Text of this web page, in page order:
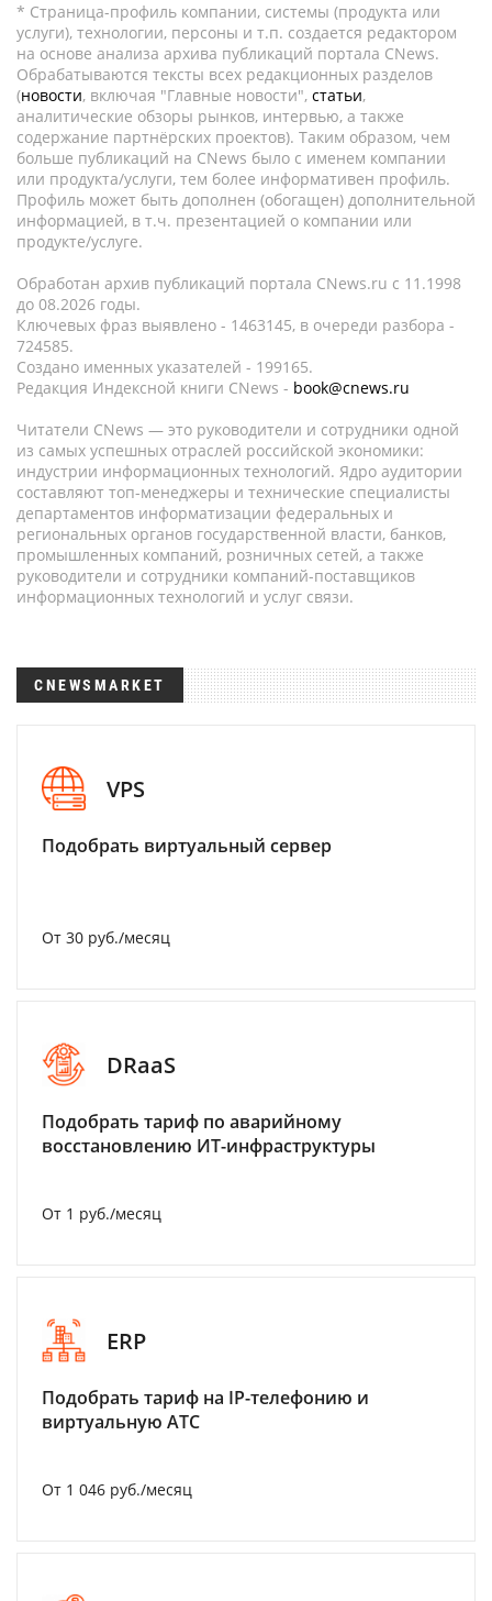
* Страница-профиль компании, системы (продукта или
услуги), технологии, персоны и т.п. создается редактором
на основе анализа архива публикаций портала CNews.
Обрабатываются тексты всех редакционных разделов
(новости, включая "Главные новости", статьи,
аналитические обзоры рынков, интервью, а также
содержание партнёрских проектов). Таким образом, чем
больше публикаций на CNews было с именем компании
или продукта/услуги, тем более информативен профиль.
Профиль может быть дополнен (обогащен) дополнительной
информацией, в т.ч. презентацией о компании или
продукте/услуге.
Обработан архив публикаций портала CNews.ru c 11.1998
до 08.2026 годы.
Ключевых фраз выявлено - 1463145, в очереди разбора -
724585.
Создано именных указателей - 199165.
Редакция Индексной книги CNews - book@cnews.ru
Читатели CNews — это руководители и сотрудники одной
из самых успешных отраслей российской экономики:
индустрии информационных технологий. Ядро аудитории
составляют топ-менеджеры и технические специалисты
департаментов информатизации федеральных и
региональных органов государственной власти, банков,
промышленных компаний, розничных сетей, а также
руководители и сотрудники компаний-поставщиков
информационных технологий и услуг связи.
CNEWSMARKET
VPS
Подобрать виртуальный сервер
От 30 руб./месяц
DRaaS
Подобрать тариф по аварийному
восстановлению ИТ-инфраструктуры
От 1 руб./месяц
ERP
Подобрать тариф на IP-телефонию и
виртуальную АТС
От 1 046 руб./месяц